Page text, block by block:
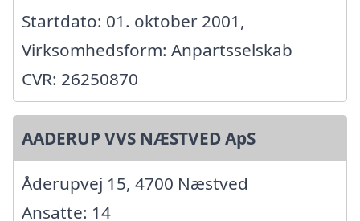
Startdato: 01. oktober 2001,
Virksomhedsform: Anpartsselskab
CVR: 26250870
AADERUP VVS NÆSTVED ApS
Åderupvej 15, 4700 Næstved
Ansatte: 14